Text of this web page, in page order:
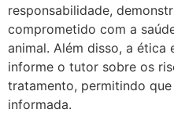
responsabilidade,
comprometido com a
animal. Além disso, a ética
informe o tutor sobre os
tratamento, permitindo
informada.